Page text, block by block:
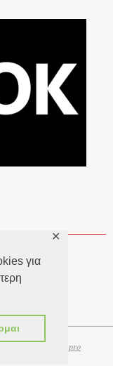
για
✕
Websitepro